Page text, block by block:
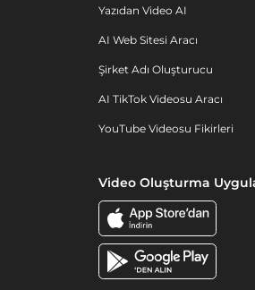
Yazıdan Video AI
AI Web Sitesi Aracı
Şirket Adı Oluşturucu
AI TikTok Videosu Aracı
YouTube Videosu Fikirleri
Video Oluşturma